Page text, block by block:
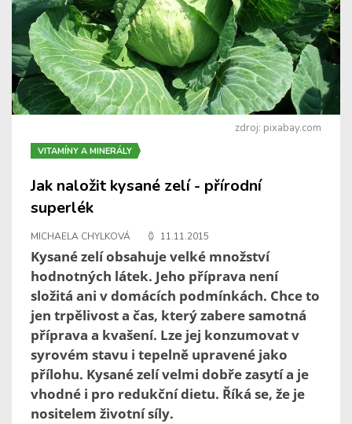
zdroj: pixabay.com
VITAMÍNY A MINERÁLY
Jak naložit kysané zelí - přírodní
superlék
MICHAELA CHYLKOVÁ 11.11.2015
Kysané zelí obsahuje velké množství
hodnotných látek. Jeho příprava není
složitá ani v domácích podmínkách. Chce to
jen trpělivost a čas, který zabere samotná
příprava a kvašení. Lze jej konzumovat v
syrovém stavu i tepelně upravené jako
přílohu. Kysané zelí velmi dobře zasytí a je
vhodné i pro redukční dietu. Říká se, že je
nositelem životní síly.